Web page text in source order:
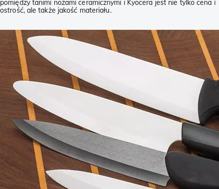
pomiędzy tanimi nożami ceramicznymi i Kyocera jest nie tylko cena i
ostrość, ale także jakość materiału.